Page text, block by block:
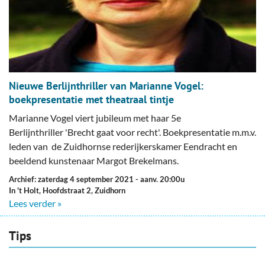
Nieuwe Berlijnthriller van Marianne Vogel:
boekpresentatie met theatraal tintje
Marianne Vogel viert jubileum met haar 5e
Berlijnthriller 'Brecht gaat voor recht'. Boekpresentatie m.m.v.
leden van de Zuidhornse rederijkerskamer Eendracht en
beeldend kunstenaar Margot Brekelmans.
Archief: zaterdag 4 september 2021 - aanv. 20:00u
In 't Holt, Hoofdstraat 2, Zuidhorn
Lees verder »
Tips